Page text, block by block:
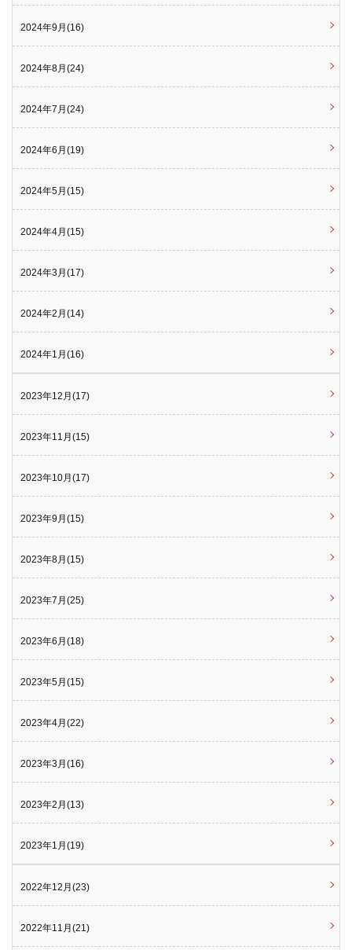
2024年9月(16)
2024年8月(24)
2024年7月(24)
2024年6月(19)
2024年5月(15)
2024年4月(15)
2024年3月(17)
2024年2月(14)
2024年1月(16)
2023年12月(17)
2023年11月(15)
2023年10月(17)
2023年9月(15)
2023年8月(15)
2023年7月(25)
2023年6月(18)
2023年5月(15)
2023年4月(22)
2023年3月(16)
2023年2月(13)
2023年1月(19)
2022年12月(23)
2022年11月(21)